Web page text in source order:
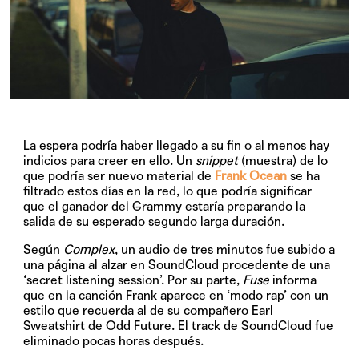
La espera podría haber llegado a su fin o al menos hay
indicios para creer en ello. Un snippet(muestra) de lo
que podría ser nuevo material de Frank Ocean se ha
filtrado estos días en la red, lo que podría significar
que el ganador del Grammy estaría preparando la
salida de su esperado segundo larga duración.
Según Complex, un audio de tres minutos fue subido a
una página al alzar en SoundCloud procedente de una
‘secret listening session’. Por su parte, Fuse informa
que en la canción Frank aparece en ‘modo rap’ con un
estilo que recuerda al de su compañero Earl
Sweatshirt de Odd Future. El track de SoundCloud fue
eliminado pocas horas después.